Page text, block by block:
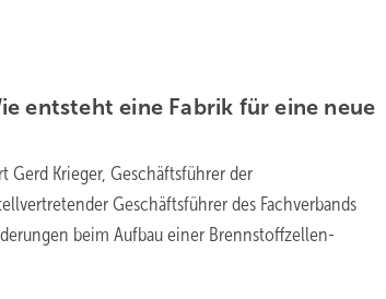
entsteht eine Fabrik für eine neue
Krieger, Geschäftsführer der
Geschäftsführer des Fachverbands
beim Aufbau einer Brennstoffzellen-